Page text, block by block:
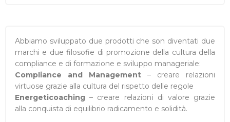
Abbiamo sviluppato due prodotti che son diventati due
marchi e due filosofie di promozione della cultura della
compliance e di formazione e sviluppo manageriale:
Compliance and Management – creare relazioni
virtuose grazie alla cultura del rispetto delle regole
Energeticoaching – creare relazioni di valore grazie
alla conquista di equilibrio radicamento e solidità.